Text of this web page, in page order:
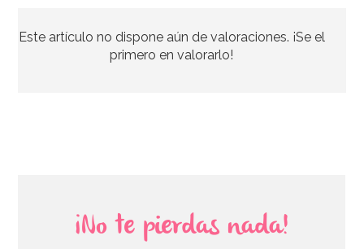
32,95€ 27,01€
Este artículo no dispone aún de valoraciones. ¡Se el
primero en valorarlo!
¡No te pierdas nada!